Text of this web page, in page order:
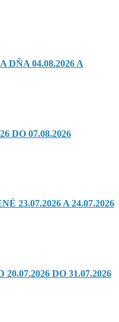
04.08.2026 A
DO 07.08.2026
23.07.2026 A 24.07.2026
DO 31.07.2026